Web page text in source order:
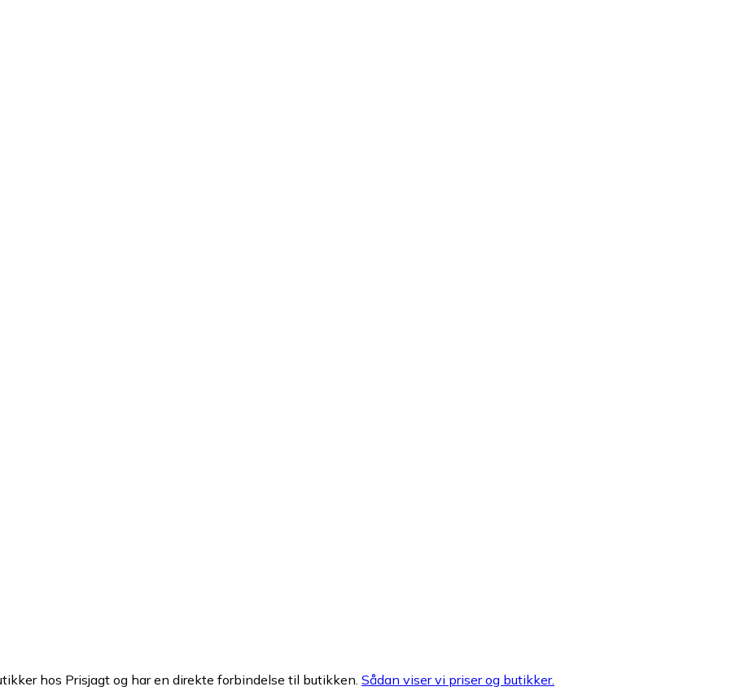
hos Prisjagt og har en direkte forbindelse til butikken. Sådan viser vi priser og butikker.